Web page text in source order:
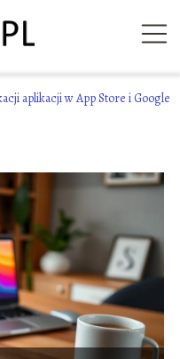
aplikacji w App Store i Google